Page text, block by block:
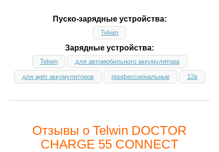
Пуско-зарядные устройства:
Telwin
Зарядные устройства:
Telwin для автомобильного аккумулятора
для agm аккумуляторов профессиональные 12в
Отзывы о Telwin DOCTOR
CHARGE 55 CONNECT